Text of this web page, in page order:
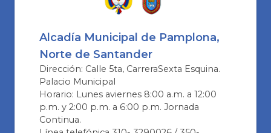
Alcadía Municipal de Pamplona,
Norte de Santander
Dirección: Calle 5ta, CarreraSexta Esquina.
Palacio Municipal
Horario: Lunes aviernes 8:00 a.m. a 12:00
p.m. y 2:00 p.m. a 6:00 p.m. Jornada
Continua.